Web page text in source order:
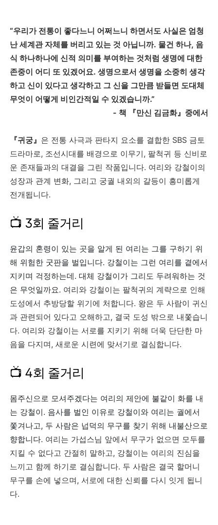
“우리가 전통이 좋다느니 어쩌느니 하면서도 사실은 엄청
난 세계관 자체를 버리고 있는 것 아닙니까. 물건 하나, 음
식 하나하나에 신적 의미를 부여하는 것처럼 생명에 대한
존중이 어디 또 있겠어요. 생명으로서 생명을 소중히 생각
하고 신이 있다고 생각하고 그 신을 그만큼 받들면 도대체
무엇이 어떻게 비인간적일 수 있겠습니까.”
- 책 『만신 김금화』 중에서
『귀궁』 은 전통 사극과 판타지 요소를 결합한 SBS 금토
드라마로, 조선시대를 배경으로 이무기, 팔척귀 등 신비로
운 존재들과의 대결을 그린 작품입니다. 여리와 강철이의
성장과 관계 변화, 그리고 궁궐 내외의 갈등이 흥미롭게
전개됩니다.
📺 3회 줄거리
윤갑의 혼령이 있는 곳을 알게 된 여리는 그를 구하기 위
해 위험한 굿판을 벌입니다. 강철이는 그런 여리를 곁에서
지키며 걱정하는데. 대체 강철이가 그리도 두려워하는 것
은 무엇일까요. 여리와 강철이는 팔척귀의 계략으로 인해
도성에서 추방당할 위기에 처합니다. 왕은 두 사람이 귀신
과 관련되어 있다고 오해하고, 결국 도성 밖으로 내쫓습니
다. 여리와 강철이는 서로를 지키기 위해 더욱 단단한 마
음을 다지며, 새로운 시련에 맞서기로 결심합니다.
📺 4회 줄거리
몸주신으로 모셔주겠다는 여리의 제안에 불같이 화를 내
는 강철이. 음사를 벌인 이유로 강철이와 여리는 궐에서
쫓겨나고, 두 사람은 넙덕의 무구를 찾기 위해 내불산으로
향합니다. 여리는 가섭스님 앞에서 무구가 없으면 모두를
지킬 수 없다고 간절히 말하고, 강철이는 여리의 진심을
느끼고 함께 하기로 결심합니다. 두 사람은 결국 할머니
무구를 손에 넣으며, 서로에 대한 신뢰를 다시 잇게 됩니
다.